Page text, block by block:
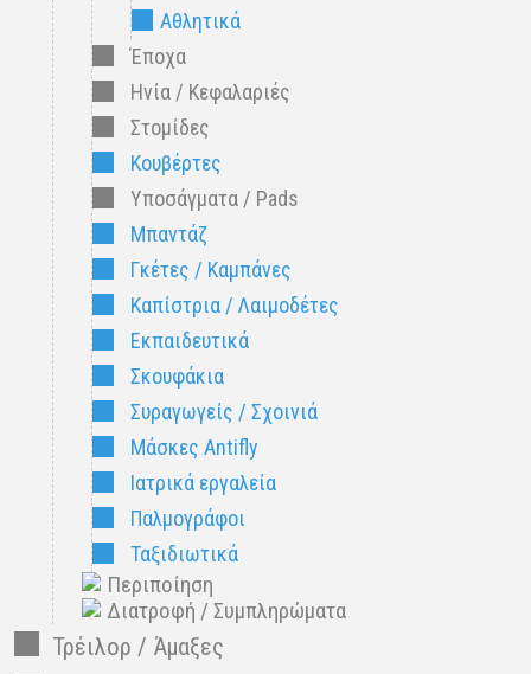
Αθλητικά
Έποχα
Ηνία / Κεφαλαριές
Στομίδες
Κουβέρτες
Υποσάγματα / Pads
Μπαντάζ
Γκέτες / Καμπάνες
Καπίστρια / Λαιμοδέτες
Εκπαιδευτικά
Σκουφάκια
Συραγωγείς / Σχοινιά
Μάσκες Antifly
Ιατρικά εργαλεία
Παλμογράφοι
Ταξιδιωτικά
Περιποίηση
Διατροφή / Συμπληρώματα
Τρέιλορ / Άμαξες